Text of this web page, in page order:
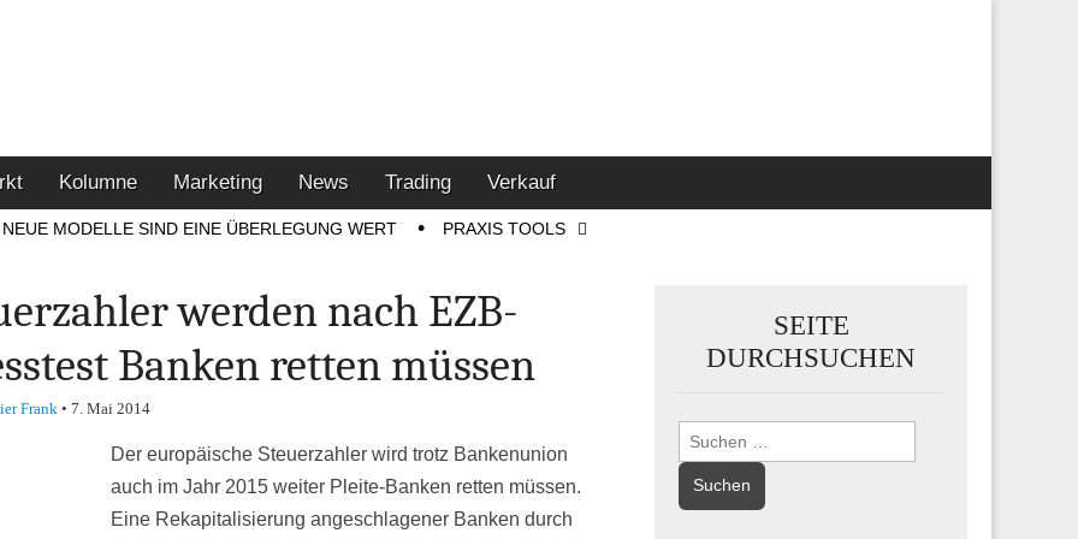
Kolumne Marketing News Trading Verkauf
NEUE MODELLE SIND EINE ÜBERLEGUNG WERT PRAXIS TOOLS
werden nach EZB-
Banken retten müssen
Frank• 7. Mai 2014
Der europäische Steuerzahler wird trotz Bankenunion
auch im Jahr 2015 weiter Pleite-Banken retten müssen.
Eine Rekapitalisierung angeschlagener Banken durch
SEITE
DURCHSUCHEN
Suchen
nach: